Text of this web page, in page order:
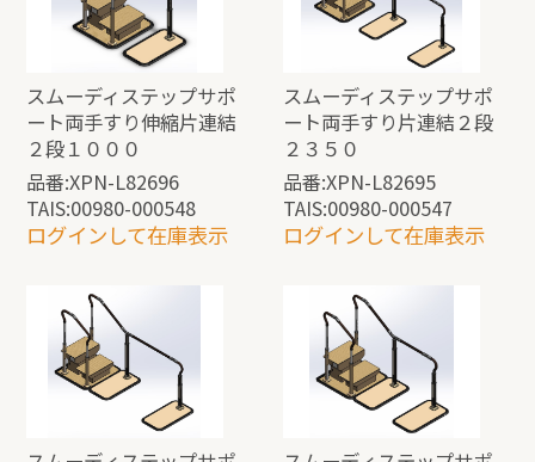
スムーディステップサポ
ート両手すり伸縮片連結
２段１０００
品番:XPN-L82696
TAIS:00980-000548
ログインして在庫表示
スムーディステップサポ
ート両手すり片連結２段
２３５０
品番:XPN-L82695
TAIS:00980-000547
ログインして在庫表示